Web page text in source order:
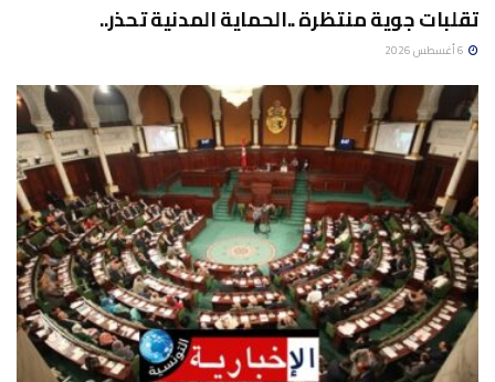
تقلبات جوية منتظرة ..الحماية المدنية تحذر..